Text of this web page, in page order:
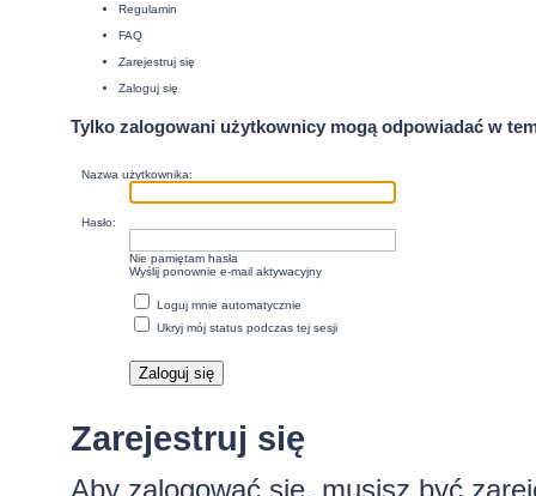
Regulamin
FAQ
Zarejestruj się
Zaloguj się
Tylko zalogowani użytkownicy mogą odpowiadać w
Nazwa użytkownika:
Hasło:
Nie pamiętam hasła
Wyślij ponownie e-mail aktywacyjny
Loguj mnie automatycznie
Ukryj mój status podczas tej sesji
Zarejestruj się
Aby zalogować się, musisz być